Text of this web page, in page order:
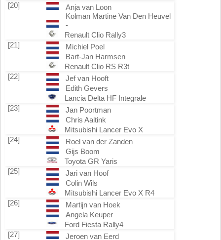
[20]
Anja van Loon
Kolman Martine Van Den Heuvel
-
Renault Clio Rally3
[21]
Michiel Poel
Bart-Jan Harmsen
Renault Clio RS R3t
[22]
Jef van Hooft
Edith Gevers
Lancia Delta HF Integrale
[23]
Jan Poortman
Chris Aaltink
Mitsubishi Lancer Evo X
[24]
Roel van der Zanden
Gijs Boom
Toyota GR Yaris
[25]
Jari van Hoof
Colin Wils
Mitsubishi Lancer Evo X R4
[26]
Martijn van Hoek
Angela Keuper
Ford Fiesta Rally4
[27]
Jeroen van Eerd